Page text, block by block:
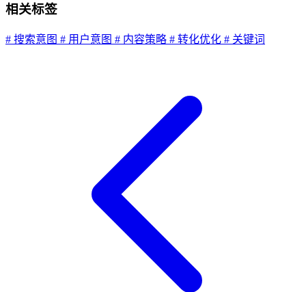
相关标签
# 搜索意图 # 用户意图 # 内容策略 # 转化优化 # 关键词